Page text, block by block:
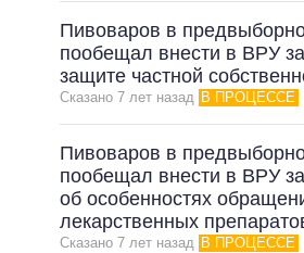
Пивоваров в
пообещал внести в ВРУ
защите частной
Сказано 7 лет назад В ПРОЦЕССЕ
Пивоваров в
пообещал внести в ВРУ
об особенностях
лекарственных
Сказано 7 лет назад В ПРОЦЕССЕ